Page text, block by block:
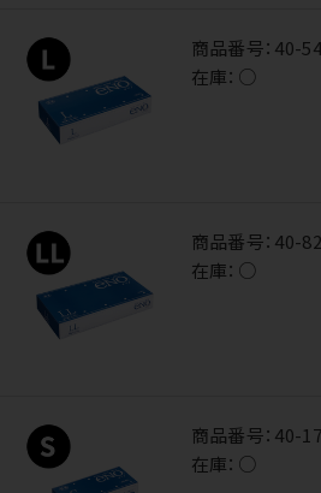
商品番号： 40-
在庫： ○
商品番号： 40-
在庫： ○
商品番号： 40-
在庫： ○